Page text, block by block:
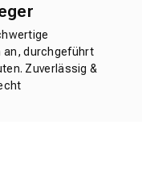
an, durchgeführt
Zuverlässig &